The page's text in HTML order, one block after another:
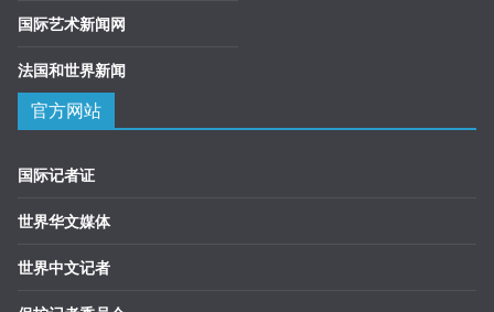
国际艺术新闻网
法国和世界新闻
官方网站
国际记者证
世界华文媒体
世界中文记者